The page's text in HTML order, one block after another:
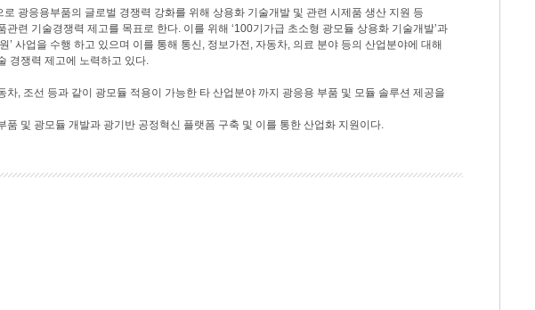
광응용부품의 글로벌 경쟁력 강화를 위해 상용화 기술개발 및 관련 시제품 생산 지원 등
련 기술경쟁력 제고를 목표로 한다. 이를 위해 ‘100기가급 초소형 광모듈 상용화 기술개발’과
’ 사업을 수행 하고 있으며 이를 통해 통신, 정보가전, 자동차, 의료 분야 등의 산업분야에 대해
경쟁력 제고에 노력하고 있다.
차, 조선 등과 같이 광모듈 적용이 가능한 타 산업분야 까지 광응용 부품 및 모듈 솔루션 제공을
품 및 광모듈 개발과 광기반 공정혁신 플랫폼 구축 및 이를 통한 산업화 지원이다.